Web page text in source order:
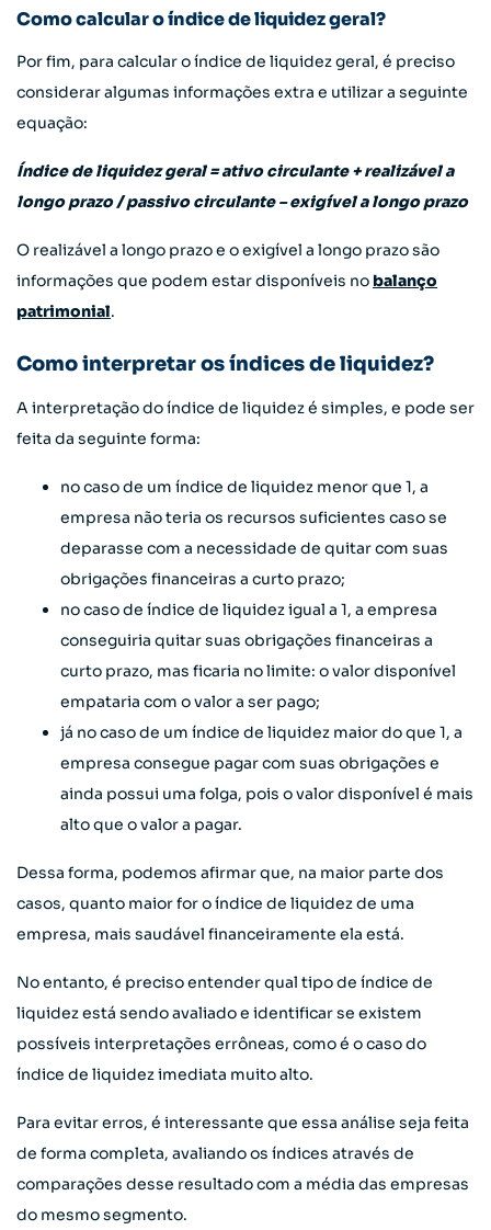
Como calcular o índice de liquidez geral?
Por fim, para calcular o índice de liquidez geral, é preciso
considerar algumas informações extra e utilizar a seguinte
equação:
Índice de liquidez geral = ativo circulante + realizável a
longo prazo / passivo circulante – exigível a longo prazo
O realizável a longo prazo e o exigível a longo prazo são
informações que podem estar disponíveis no balanço
patrimonial.
Como interpretar os índices de liquidez?
A interpretação do índice de liquidez é simples, e pode ser
feita da seguinte forma:
no caso de um índice de liquidez menor que 1, a
empresa não teria os recursos suficientes caso se
deparasse com a necessidade de quitar com suas
obrigações financeiras a curto prazo;
no caso de índice de liquidez igual a 1, a empresa
conseguiria quitar suas obrigações financeiras a
curto prazo, mas ficaria no limite: o valor disponível
empataria com o valor a ser pago;
já no caso de um índice de liquidez maior do que 1, a
empresa consegue pagar com suas obrigações e
ainda possui uma folga, pois o valor disponível é mais
alto que o valor a pagar.
Dessa forma, podemos afirmar que, na maior parte dos
casos, quanto maior for o índice de liquidez de uma
empresa, mais saudável financeiramente ela está.
No entanto, é preciso entender qual tipo de índice de
liquidez está sendo avaliado e identificar se existem
possíveis interpretações errôneas, como é o caso do
índice de liquidez imediata muito alto.
Para evitar erros, é interessante que essa análise seja feita
de forma completa, avaliando os índices através de
comparações desse resultado com a média das empresas
do mesmo segmento.